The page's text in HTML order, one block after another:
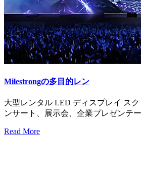
Milestrongの多目的レン
大型レンタル LED ディスプレイ ス
ンサート、展示会、企業プレゼンテ
Read More